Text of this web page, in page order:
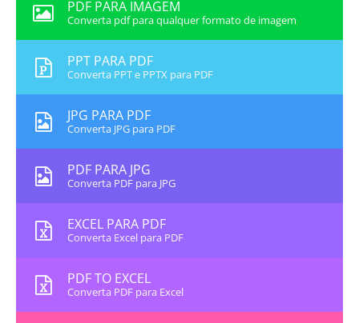
PDF PARA IMAGEM
Converta pdf para qualquer formato de imagem
PPT PARA PDF
Converta PPT e PPTX para PDF
JPG PARA PDF
Converta JPG para PDF
PDF PARA JPG
Converta PDF para JPG
EXCEL PARA PDF
Converta Excel para PDF
PDF TO EXCEL
Converta PDF para Excel